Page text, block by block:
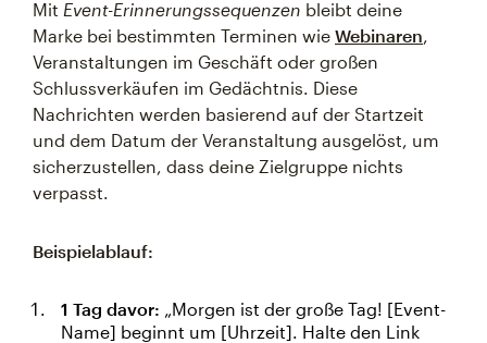
Mit Event-Erinnerungssequenzen bleibt deine
Marke bei bestimmten Terminen wie Webinaren,
Veranstaltungen im Geschäft oder großen
Schlussverkäufen im Gedächtnis. Diese
Nachrichten werden basierend auf der Startzeit
und dem Datum der Veranstaltung ausgelöst, um
sicherzustellen, dass deine Zielgruppe nichts
verpasst.
Beispielablauf:
1 Tag davor: „Morgen ist der große Tag! [Event-
Name] beginnt um [Uhrzeit]. Halte den Link